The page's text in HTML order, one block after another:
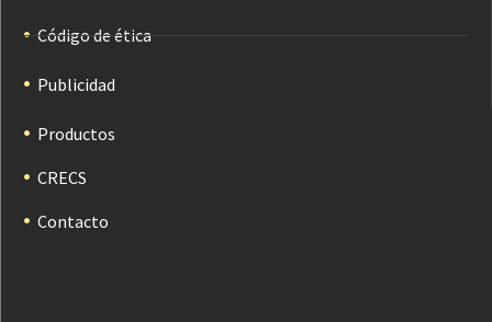
Código de ética
Publicidad
Productos
CRECS
Contacto